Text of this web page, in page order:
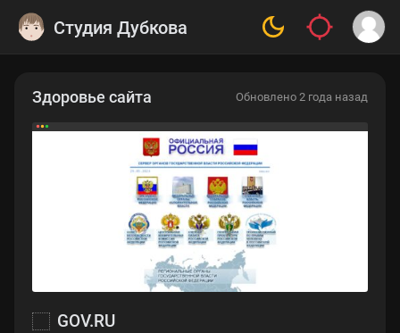
Студия Дубкова
Здоровье сайта Обновлено 2 года назад
GOV.RU